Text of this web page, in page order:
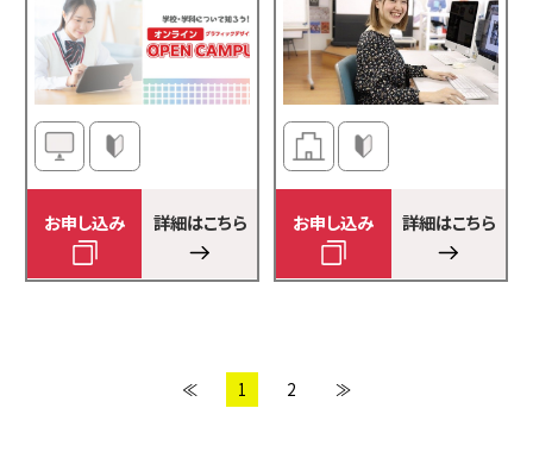
お申し込み 詳細はこちら お申し込み 詳細はこちら
≪ 1 2 ≫